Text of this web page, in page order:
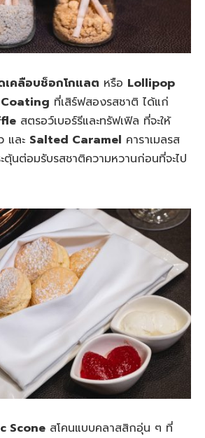
เคลือบช็อกโกแลต หรือ Lollipop
ที่เสิร์ฟสองรสชาติ ได้แก่
สตรอว์เบอร์รีและทรัฟเฟิล ที่จะให้
และ Salted Caramel คาราเมลรส
ตุ้นต่อมรับรสชาติความหวานก่อนที่จะไป
Scone สโคนแบบคลาสสิกอุ่น ๆ ที่